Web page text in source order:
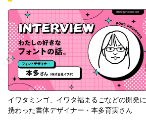
イワタミンゴ、イワタ福まるごなどの開発に
携わった書体デザイナー・本多育実さん